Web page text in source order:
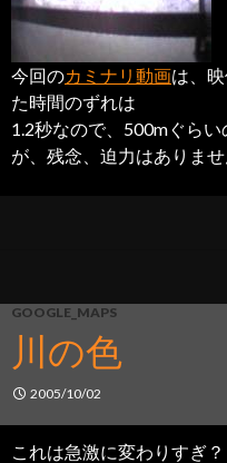
今回のカミナリ動画は、
た時間のずれは
1.2秒なので、500mぐら
が、残念、迫力はありませ
GOOGLE_MAPS
川の色
2005/10/02
これは急激に変わりすぎ？